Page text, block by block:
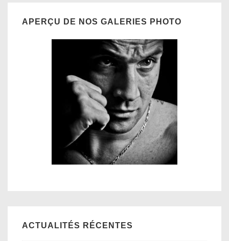
APERÇU DE NOS GALERIES PHOTO
ACTUALITÉS RÉCENTES